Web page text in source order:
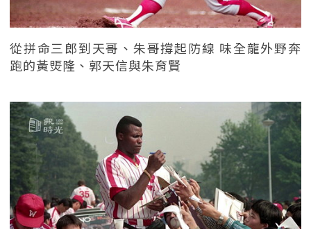
從拼命三郎到天哥、朱哥撐起防線 味全龍外野奔
跑的黃煚隆、郭天信與朱育賢